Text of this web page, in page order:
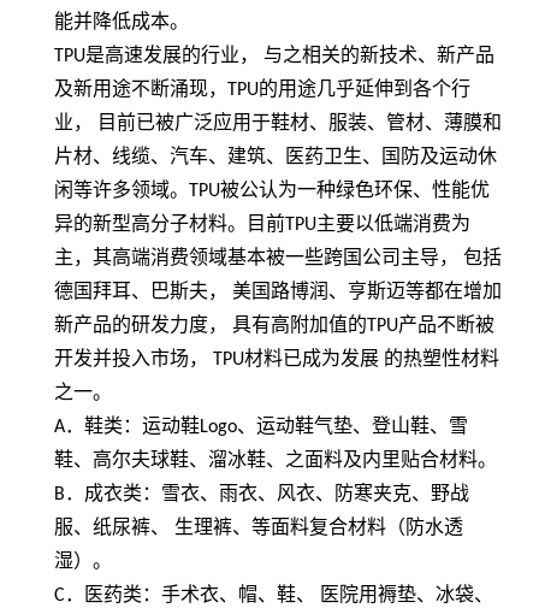
能并降低成本。
TPU是高速发展的行业， 与之相关的新技术、新产品
及新用途不断涌现， TPU的用途几乎延伸到各个行
业， 目前已被广泛应用于鞋材、服装、管材、薄膜和
片材、线缆、汽车、建筑、医药卫生、国防及运动休
闲等许多领域。 TPU被公认为一种绿色环保、性能优
异的新型高分子材料。目前TPU主要以低端消费为
主，其高端消费领域基本被一些跨国公司主导， 包括
德国拜耳、巴斯夫， 美国路博润、亨斯迈等都在增加
新产品的研发力度， 具有高附加值的TPU产品不断被
开发并投入市场， TPU材料已成为发展 的热塑性材料
之一。
A．鞋类：运动鞋Logo、运动鞋气垫、登山鞋、雪
鞋、高尔夫球鞋、溜冰鞋、之面料及内里贴合材料。
B．成衣类：雪衣、雨衣、风衣、防寒夹克、野战
服、纸尿裤、 生理裤、等面料复合材料（防水透
湿）。
C．医药类：手术衣、帽、鞋、 医院用褥垫、冰袋、